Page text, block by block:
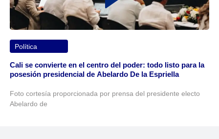
Política
Cali se convierte en el centro del poder: todo listo para la
posesión presidencial de Abelardo De la Espriella
Foto cortesía proporcionada por prensa del presidente electo
Abelardo de